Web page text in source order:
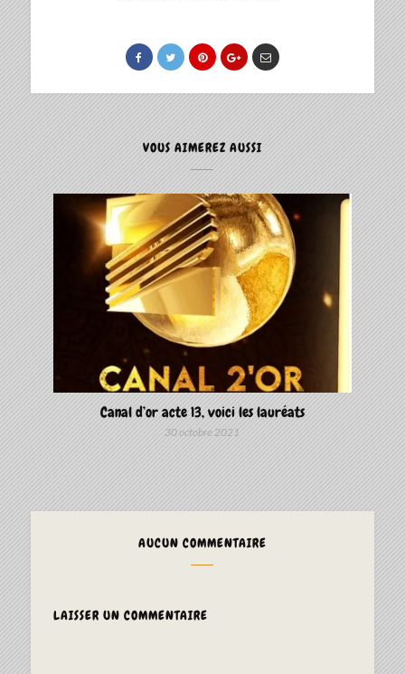
VOUS AIMEREZ AUSSI
Canal d’or acte 13, voici les lauréats
30 octobre 2021
AUCUN COMMENTAIRE
LAISSER UN COMMENTAIRE